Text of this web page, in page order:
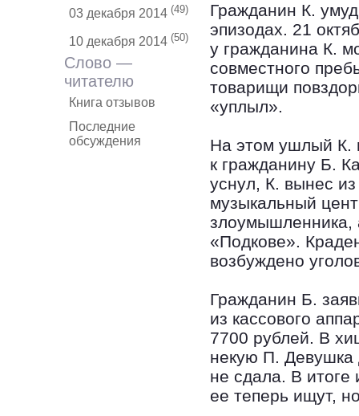
03 декабря 2014 (49)
10 декабря 2014 (50)
Слово —
читателю
Книга отзывов
Последние
обсуждения
Гражданин К.
эпизодах. 21
у гражданина К.
совместного
товарищи
«уплыл».
На этом ушлый К.
к гражданину Б.
уснул, К. вынес
музыкальный
злоумышленника,
«Подкове».
возбуждено
Гражданин Б.
из кассового
7700 рублей. В
некую П. Девушка
не сдала. В
ее теперь ищут,